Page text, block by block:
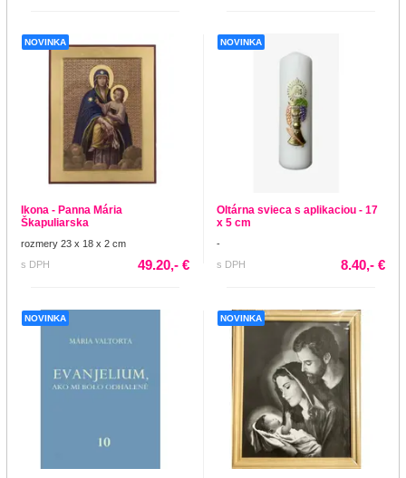
NOVINKA
Ikona - Panna Mária
Škapuliarska
rozmery 23 x 18 x 2 cm
s DPH
49.20,- €
NOVINKA
Oltárna svieca s aplikaciou - 17
x 5 cm
-
s DPH
8.40,- €
NOVINKA NOVINKA